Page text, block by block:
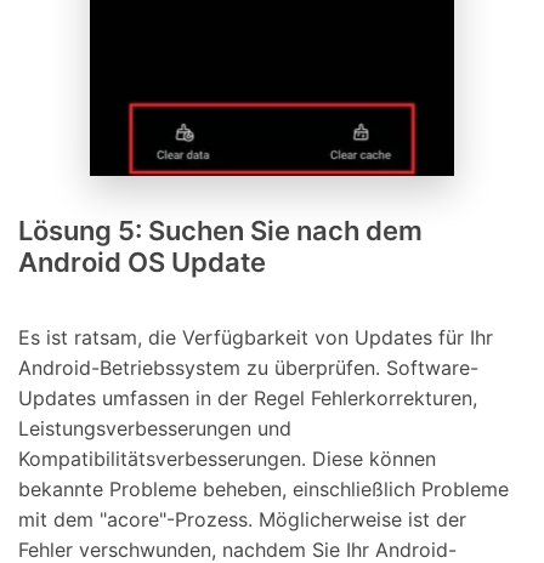
Lösung 5: Suchen Sie nach dem
Android OS Update
Es ist ratsam, die Verfügbarkeit von Updates für Ihr
Android-Betriebssystem zu überprüfen. Software-
Updates umfassen in der Regel Fehlerkorrekturen,
Leistungsverbesserungen und
Kompatibilitätsverbesserungen. Diese können
bekannte Probleme beheben, einschließlich Probleme
mit dem "acore"-Prozess. Möglicherweise ist der
Fehler verschwunden, nachdem Sie Ihr Android-